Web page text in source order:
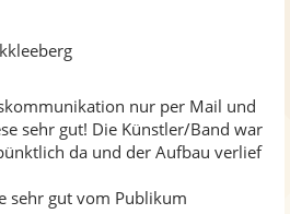
nur per Mail und
sehr gut! Die Künstler/Band war
da und der Aufbau verlief
sehr gut vom Publikum